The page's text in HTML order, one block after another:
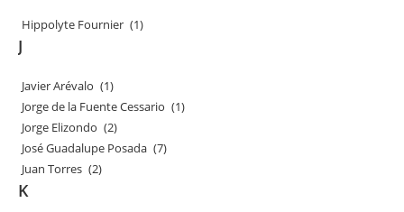
Hippolyte Fournier (1)
J
Javier Arévalo (1)
Jorge de la Fuente Cessario (1)
Jorge Elizondo (2)
José Guadalupe Posada (7)
Juan Torres (2)
K